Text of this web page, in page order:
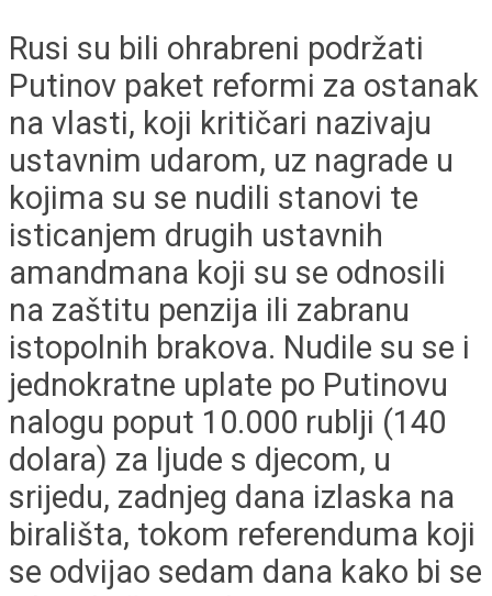
Rusi su bili ohrabreni podržati
Putinov paket reformi za ostanak
na vlasti, koji kritičari nazivaju
ustavnim udarom, uz nagrade u
kojima su se nudili stanovi te
isticanjem drugih ustavnih
amandmana koji su se odnosili
na zaštitu penzija ili zabranu
istopolnih brakova. Nudile su se i
jednokratne uplate po Putinovu
nalogu poput 10.000 rublji (140
dolara) za ljude s djecom, u
srijedu, zadnjeg dana izlaska na
birališta, tokom referenduma koji
se odvijao sedam dana kako bi se